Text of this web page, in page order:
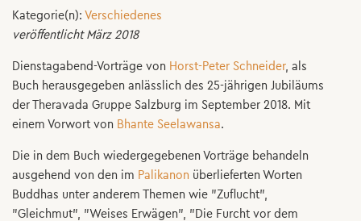
Kategorie(n): Verschiedenes
veröffentlicht März 2018
Dienstagabend-Vorträge von Horst-Peter Schneider, als
Buch herausgegeben anlässlich des 25-jährigen Jubiläums
der Theravada Gruppe Salzburg im September 2018. Mit
einem Vorwort von Bhante Seelawansa.
Die in dem Buch wiedergegebenen Vorträge behandeln
ausgehend von den im Palikanon überlieferten Worten
Buddhas unter anderem Themen wie "Zuflucht",
"Gleichmut", "Weises Erwägen", "Die Furcht vor dem